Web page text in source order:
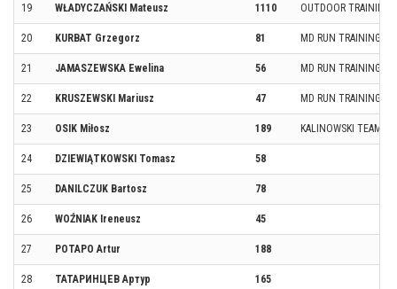
19 WŁADYCZAŃSKI Mateusz 1110 OUTDOOR TRAINING
20 KURBAT Grzegorz 81 MD RUN TRAINING
21 JAMASZEWSKA Ewelina 56 MD RUN TRAINING
22 KRUSZEWSKI Mariusz 47 MD RUN TRAINING
23 OSIK Miłosz 189 KALINOWSKI TEAM
24 DZIEWIĄTKOWSKI Tomasz 58
25 DANILCZUK Bartosz 78
26 WOŹNIAK Ireneusz 45
27 POTAPO Artur 188
28 ТАТАРИНЦЕВ Артур 165